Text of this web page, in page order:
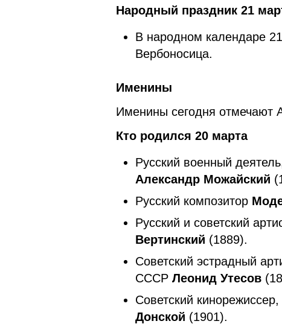
Народный праздник 21
В народном календаре
Вербоносица.
Именины
Именины сегодня
Кто родился 20 марта
Русский военный
Александр Можайский
Русский композитор
Русский и советский
Вертинский (1889).
Советский эстрадный
СССР Леонид Утесов
Советский
Донской (1901).